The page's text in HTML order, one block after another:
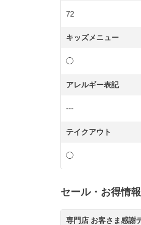
72
キッズメニュー
◯
アレルギー表記
---
テイクアウト
◯
セール・お得情報
専門店 お客さま感謝